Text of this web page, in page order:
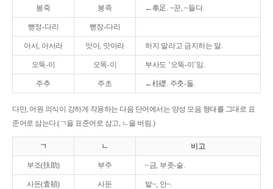
봉죽 봉족 ←奉足. ~꾼, ~들다.
뻗정-다리 뻗장-다리
아서, 아서라 앗아, 앗아라 하지 말라고 금지하는 말.
오뚝-이 오똑-이 부사도 ‘오뚝-이’임.
주추 주초 ←柱礎. 주춧-돌.
다만, 어원 의식이 강하게 작용하는 다음 단어에서는 양성 모음 형태를 그대로 표
준어로 삼는다.(ㄱ을 표준어로 삼고, ㄴ을 버림.)
ㄱ ㄴ 비고
부조(扶助) 부주 ~금, 부좃-술.
사돈(査頓) 사둔 밭~, 안~.